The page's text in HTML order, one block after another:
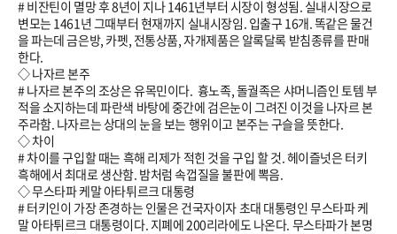
# 비잔틴이 멸망 후 8년이 지나1461년부터 시장이 형성됨. 실내시장으로
변모는 1461년 그때부터 현재까지 실내시장임. 입출구 16개. 똑같은 물건
을 파는데 금은방, 카펫, 전통상품, 자개제품은 알록달록 받침종류를 판매
한다.
◇ 나자르 본주
# 나자르 본주의 조상은 유목민이다. 흉노족, 돌궐족은 샤머니즘인 토템 부
적을 소지하는데 파란색 바탕에 중간에 검은눈이 그려진 이것을 나자르 본
주라함. 나자르는 상대의 눈을 보는 행위이고 본주는 구슬을 뜻한다.
◇ 차이
# 차이를 구입할 때는 흑해 리제가 적힌 것을 구입 할 것. 헤이즐넛은 터키
흑해에서 최대로 생산함. 밤처럼 속껍질을 불판에 뽁음.
◇ 무스타파 케말 아타튀르크 대통령
# 터키인이 가장 존경하는 인물은 건국자이자 초대 대통령인 무스타파 케
말 아타튀르크 대통령이다. 지폐에 200리라에도 나온다. 무스타파가 본명